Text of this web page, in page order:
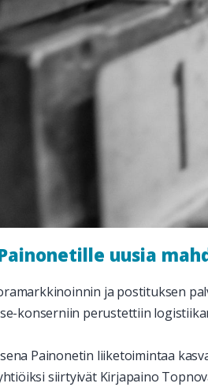
uusia
ja postituksen
konserniin perustettiin
Painonetin liiketoimintaa
siirtyivät Kirjapaino